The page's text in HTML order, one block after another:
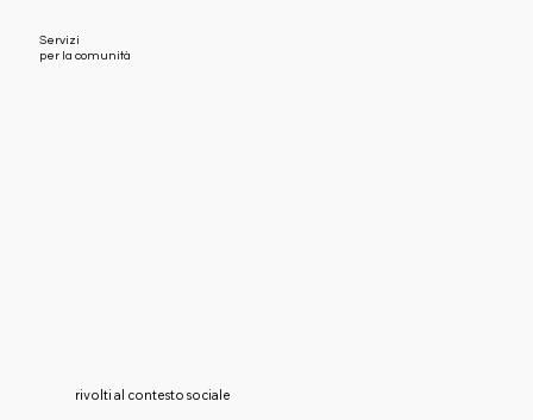
Servizi
per la comunità
rivolti al contesto sociale